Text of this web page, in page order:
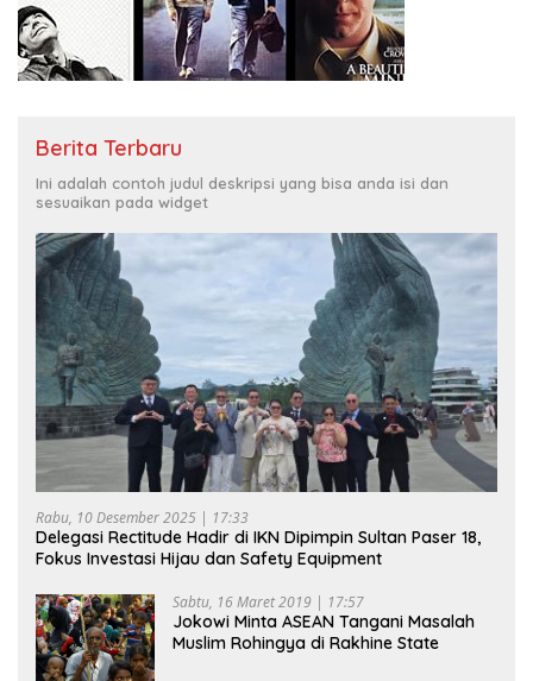
Berita Terbaru
Ini adalah contoh judul deskripsi yang bisa anda isi dan
sesuaikan pada widget
Rabu, 10 Desember 2025 | 17:33
Delegasi Rectitude Hadir di IKN Dipimpin Sultan Paser 18,
Fokus Investasi Hijau dan Safety Equipment
Sabtu, 16 Maret 2019 | 17:57
Jokowi Minta ASEAN Tangani Masalah
Muslim Rohingya di Rakhine State